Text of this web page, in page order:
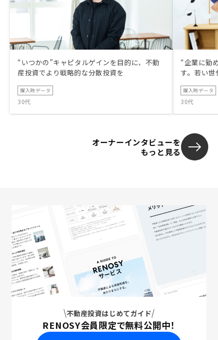
“いつかの”キャピタルゲインを目的に、不動
産投資でより戦略的な分散投資を
購入時データ
30代
“企業に勤
す。若い
購入時データ
30代
オーナーインタビューを
もっと見る
不動産投資はじめてガイド
RENOSY会員限定で無料公開中！